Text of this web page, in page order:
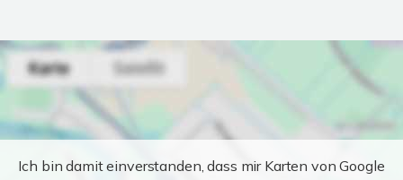
Ich bin damit einverstanden, dass mir Karten von Google